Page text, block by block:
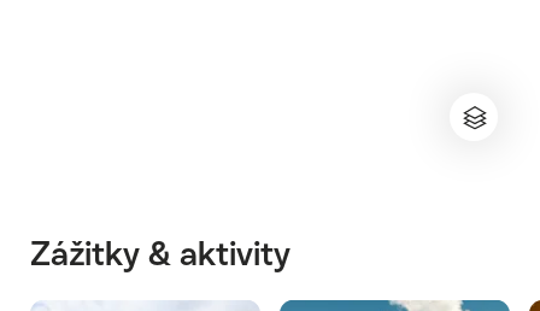
Zážitky & aktivity